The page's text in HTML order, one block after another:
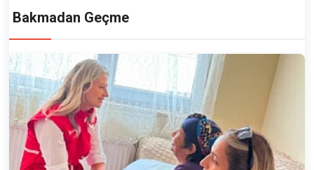
Bakmadan Geçme